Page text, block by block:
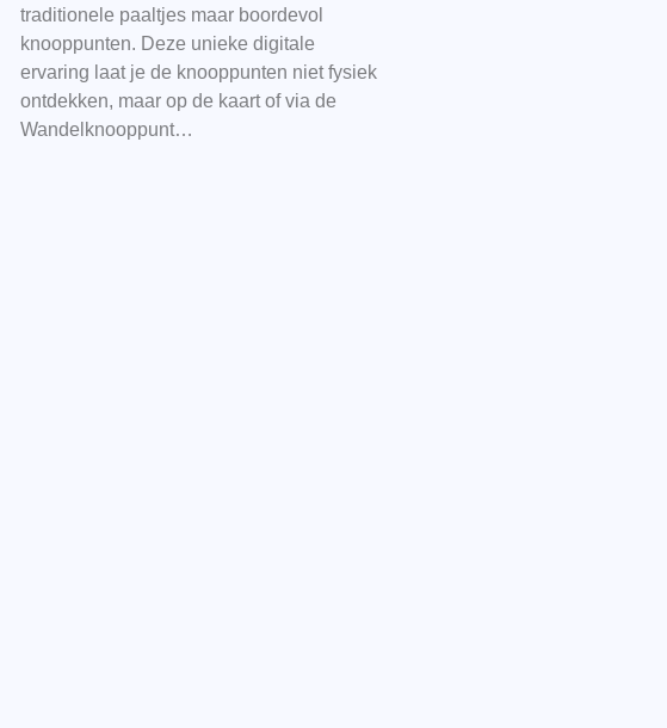
traditionele paaltjes maar boordevol
knooppunten. Deze unieke digitale
ervaring laat je de knooppunten niet fysiek
ontdekken, maar op de kaart of via de
Wandelknooppunt…